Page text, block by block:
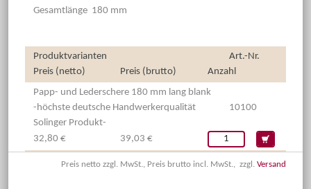
Gesamtlänge 180 mm
Produktvarianten
Art.-Nr.
Preis (netto)
Preis (brutto)
Anzahl
Papp- und Lederschere 180 mm lang blank
-höchste deutsche Handwerkerqualität
Solinger Produkt-
10100
32,80 € 39,03 €
Preis netto zzgl. MwSt., Preis brutto incl. MwSt., zzgl. Versand